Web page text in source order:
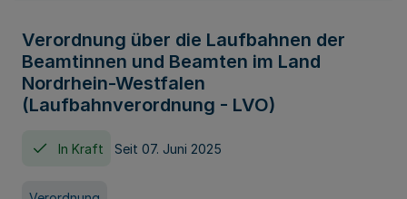
Verordnung über die Laufbahnen der
Beamtinnen und Beamten im Land
Nordrhein-Westfalen
(Laufbahnverordnung - LVO)
In Kraft Seit 07. Juni 2025